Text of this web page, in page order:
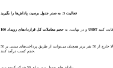
فعالیت 3: به صدر جدول برسید، پاداش‌ها را بگیرید
و در نهایت، به حجم معاملات کل قراردادهای رویداد 100 USDT
50 شرکت‌کننده برتر برای پاداش‌های اختصاصی رقابت می‌کنند، در حالی که شرکت‌کنندگان با حجم بالا خارج از 50 نفر برتر همچنان می‌توانند از طریق پرداخت‌های مبتنی بر
پاداش‌های جدول برتر برای 50 شرکت‌کننده برتر: